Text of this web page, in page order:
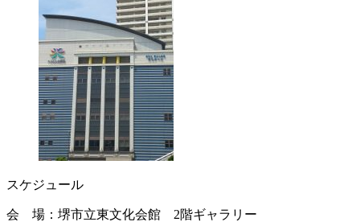
スケジュール
会 場：堺市立東文化会館 2階ギャラリー